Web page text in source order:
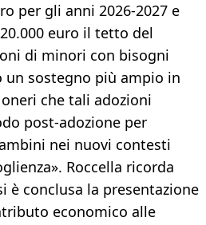
per gli anni 2026-2027 e
euro il tetto del
di minori con bisogni
un sostegno più ampio in
che tali adozioni
post-adozione per
nei nuovi contesti
Roccella ricorda
è conclusa la presentazione
economico alle